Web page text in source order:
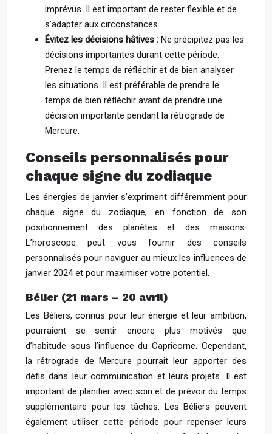
imprévus. Il est important de rester flexible et de
s’adapter aux circonstances.
Évitez les décisions hâtives : Ne précipitez pas les
décisions importantes durant cette période.
Prenez le temps de réfléchir et de bien analyser
les situations. Il est préférable de prendre le
temps de bien réfléchir avant de prendre une
décision importante pendant la rétrograde de
Mercure.
Conseils personnalisés pour
chaque signe du zodiaque
Les énergies de janvier s’expriment différemment pour
chaque signe du zodiaque, en fonction de son
positionnement des planètes et des maisons.
L’horoscope peut vous fournir des conseils
personnalisés pour naviguer au mieux les influences de
janvier 2024 et pour maximiser votre potentiel.
Bélier (21 mars – 20 avril)
Les Béliers, connus pour leur énergie et leur ambition,
pourraient se sentir encore plus motivés que
d’habitude sous l’influence du Capricorne. Cependant,
la rétrograde de Mercure pourrait leur apporter des
défis dans leur communication et leurs projets. Il est
important de planifier avec soin et de prévoir du temps
supplémentaire pour les tâches. Les Béliers peuvent
également utiliser cette période pour repenser leurs